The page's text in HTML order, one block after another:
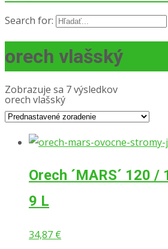
Search for:
orech vlašský
orech vlašský
Zobrazuje sa 7 výsledkov
Orech ´MARS´ 120
9 L
34,87 €